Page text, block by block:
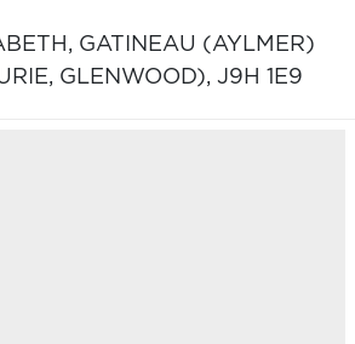
GATINEAU (AYLMER)
GLENWOOD), J9H 1E9